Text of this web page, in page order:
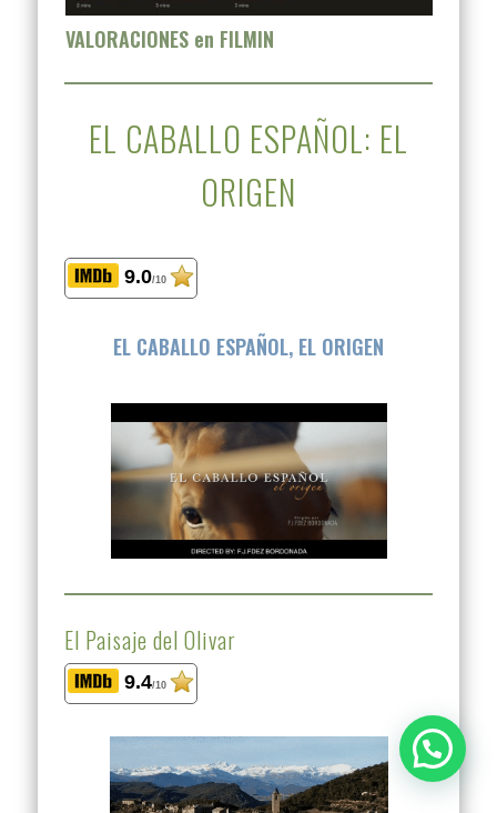
VALORACIONES en FILMIN
EL CABALLO ESPAÑOL: EL
ORIGEN
9.0/10
EL CABALLO ESPAÑOL, EL ORIGEN
El Paisaje del Olivar
9.4/10